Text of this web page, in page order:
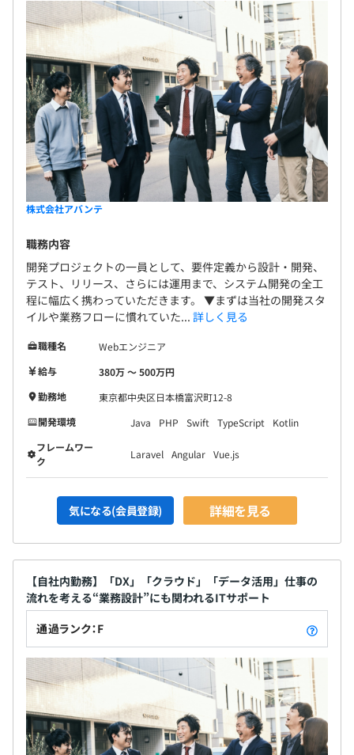
株式会社アバンテ
職務内容
開発プロジェクトの一員として、要件定義から設計・開発、
テスト、リリース、さらには運用まで、システム開発の全工
程に幅広く携わっていただきます。 ▼まずは当社の開発スタ
イルや業務フローに慣れていた... 詳しく見る
職種名
Webエンジニア
給与
380万 〜 500万円
勤務地
東京都中央区日本橋富沢町12-8
開発環境
Java PHP Swift TypeScript
Kotlin
フレームワー
ク
Laravel Angular Vue.js
気になる(会員登録) 詳細を見る
【自社内勤務】「DX」「クラウド」「データ活用」仕事の
流れを考える“業務設計”にも関われるITサポート
通過ランク：F